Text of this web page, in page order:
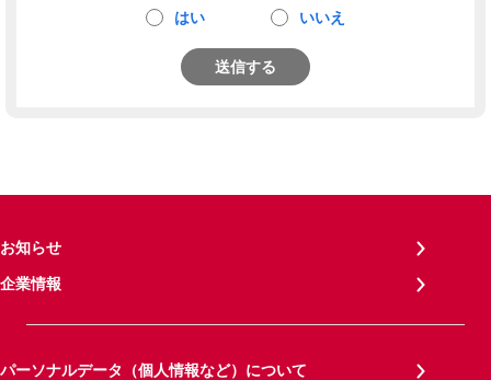
はい いいえ
送信する
お知らせ
企業情報
パーソナルデータ（個人情報など）について